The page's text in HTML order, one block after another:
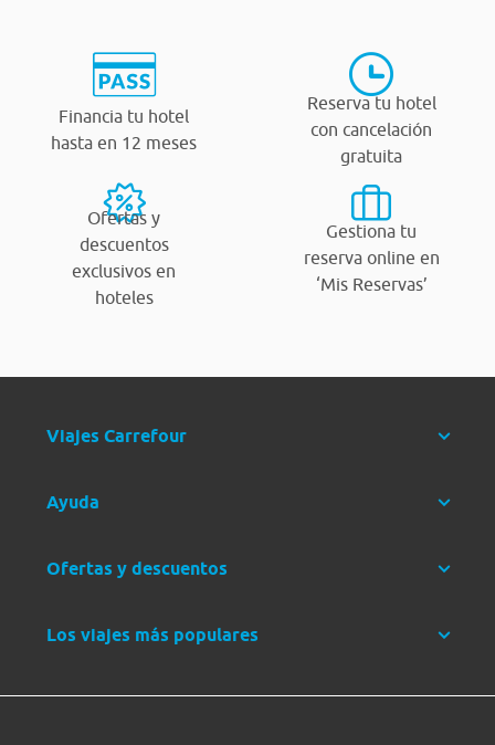
Financia tu hotel
hasta en 12 meses
Reserva tu hotel
con cancelación
gratuita
Ofertas y
descuentos
exclusivos en
hoteles
Gestiona tu
reserva online en
‘Mis Reservas’
Viajes Carrefour
Ayuda
Ofertas y descuentos
Los viajes más populares